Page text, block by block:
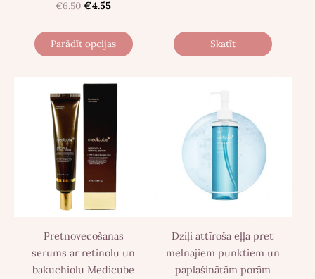
€6.50 €4.55
Parādīt opcijas Skatīt
Pretnovecošanas
serums ar retinolu un
bakuchiolu Medicube
Dziļi attīroša eļļa pret
melnajiem punktiem un
paplašinātām porām